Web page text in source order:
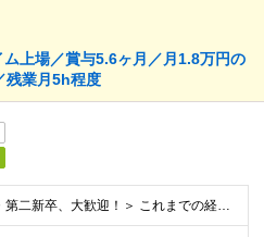
上場／賞与5.6ヶ月／月1.8万円の
残業月5h程度
＜未経験・第二新卒、大歓迎！＞ これまでの経験やスキルは一切問いません！ 「これから頑張りたい」という意欲を重視した採用です◎ 【必須資格】 ・高卒以上の方 ＜こんな想いを持つ方を歓迎します！＞